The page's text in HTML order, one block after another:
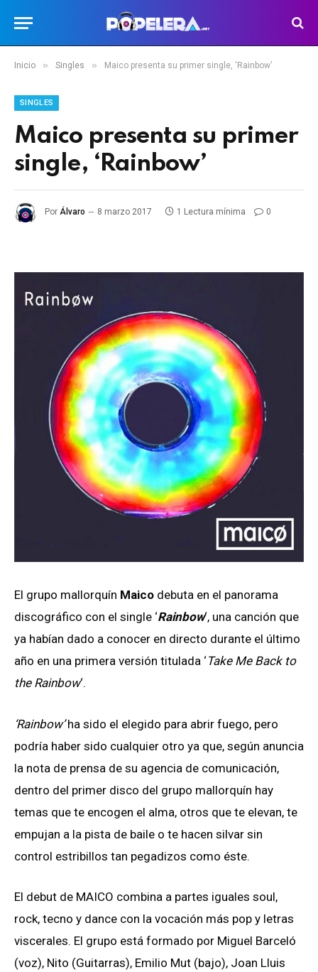
Inicio » Singles » Maico presenta su primer single, ‘Rainbow’
SINGLES
Maico presenta su primer
single, ‘Rainbow’
Por Álvaro 8 marzo 2017 1 Lectura mínima 0
El grupo mallorquín Maico debuta en el panorama
discográfico con el single ‘Rainbow‘, una canción que
ya habían dado a conocer en directo durante el último
año en una primera versión titulada ‘Take Me Back to
the Rainbow‘.
‘Rainbow’ha sido el elegido para abrir fuego, pero
podría haber sido cualquier otro ya que, según anuncia
la nota de prensa de su agencia de comunicación,
dentro del primer disco del grupo mallorquín hay
temas que te encogen el alma, otros que te elevan, te
empujan a la pista de baile o te hacen silvar sin
control estribillos tan pegadizos como éste.
El debut de MAICO combina a partes iguales soul,
rock, tecno y dance con la vocación más pop y letras
viscerales. El grupo está formado por Miguel Barceló
(voz), Nito (Guitarras), Emilio Mut (bajo), Joan Lluis